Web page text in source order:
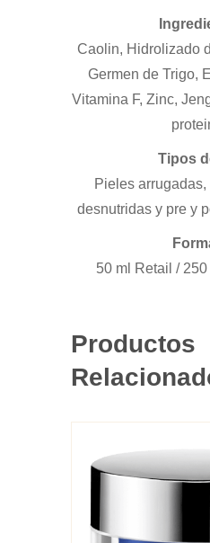
Caolin, Hidrolizado
Germen de Trigo,
Vitamina F, Zinc,
Tipos
Pieles
desnutridas y pre y
50 ml Retail /
Productos